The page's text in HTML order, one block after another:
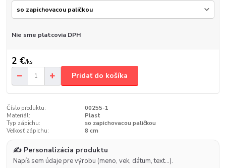
Nie sme platcovia DPH
2 €/ks
Pridať do košíka
Číslo produktu:
00255-1
Materiál:
Plast
Typ zápichu:
so zapichovacou paličkou
Veľkosť zápichu:
8 cm
✍️ Personalizácia produktu
Napíš sem údaje pre výrobu (meno, vek, dátum, text…).